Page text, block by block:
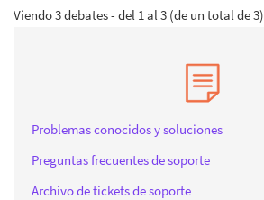
Viendo 3 debates - del 1 al 3 (de un total de 3)
Problemas conocidos y soluciones
Preguntas frecuentes de soporte
Archivo de tickets de soporte